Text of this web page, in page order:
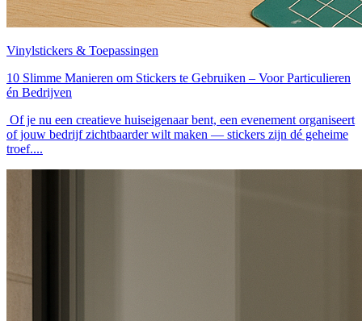
Vinylstickers & Toepassingen
10 Slimme Manieren om Stickers te Gebruiken – Voor Particulieren
én Bedrijven
Of je nu een creatieve huiseigenaar bent, een evenement organiseert
of jouw bedrijf zichtbaarder wilt maken — stickers zijn dé geheime
troef....